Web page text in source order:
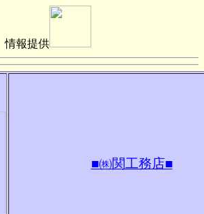
情報提供
■㈱関工務店■